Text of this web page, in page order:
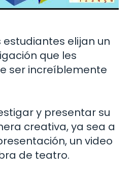
estudiantes elijan un
que les
ser increíblemente
y presentar su
creativa, ya sea a
un video
de teatro.